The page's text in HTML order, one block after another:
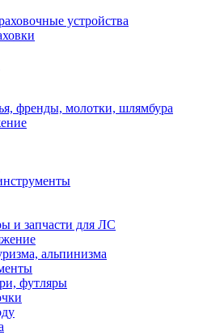
устройства
френды, молотки, шлямбура
и запчасти для ЛС
альпинизма
футляры